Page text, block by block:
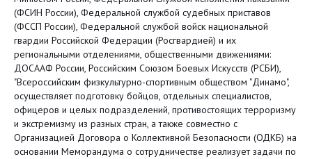
(ФСИН России), Федеральной службой судебных приставов
(ФССП России), Федеральной службой войск национальной
гвардии Российской Федерации (Росгвардией) и их
региональными отделениями, общественными движениями:
ДОСААФ России, Российским Союзом Боевых Искусств (РСБИ),
"Всероссийским физкультурно-спортивным обществом "Динамо",
осуществляет подготовку бойцов, отдельных специалистов,
офицеров и целых подразделений, противостоящих терроризму
и экстремизму из разных стран, а также совместно с
Организацией Договора о Коллективной Безопасности (ОДКБ) на
основании Меморандума о сотрудничестве реализует задачи по